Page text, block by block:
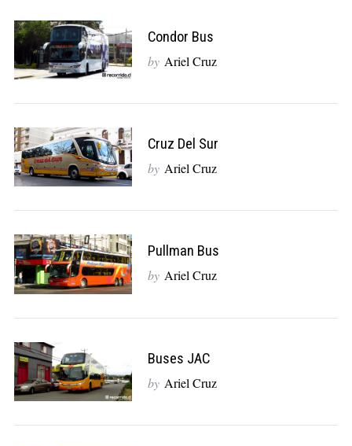
Condor Bus
by Ariel Cruz
Cruz Del Sur
by Ariel Cruz
Pullman Bus
by Ariel Cruz
Buses JAC
by Ariel Cruz